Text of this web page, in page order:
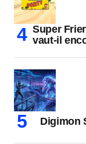
Super
vaut-il
Digimon